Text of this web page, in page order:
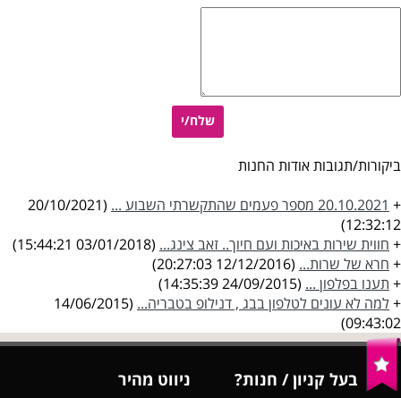
שלח/י
ביקורות/תגובות אודות החנות
+ 20.10.2021 מספר פעמים שהתקשרתי השבוע ...
(20/10/2021
12:32:12)
+ חווית שירות באיכות ועם חיוך.. זאב צינג... (03/01/2018 15:44:21)
+ חרא של שרות... (12/12/2016 20:27:03)
+ תענו בפלפון ... (24/09/2015 14:35:39)
+למה לא עונים לטלפון בבג , דנילופ בטבריה... (14/06/2015
09:43:02)
בעל קניון / חנות?
ניווט מהיר